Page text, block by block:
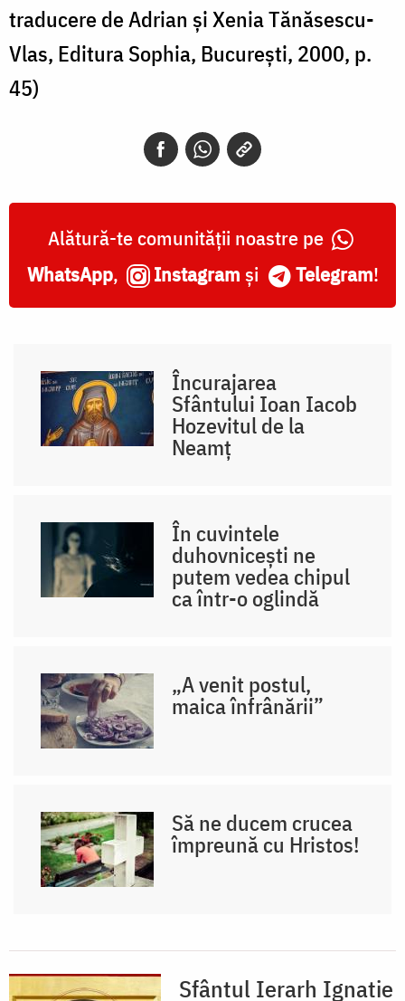
traducere de Adrian și Xenia Tănăsescu-
Vlas, Editura Sophia, Bucureşti, 2000, p.
45)
Alătură-te comunității noastre pe
WhatsApp, Instagram și Telegram!
Încurajarea
Sfântului Ioan Iacob
Hozevitul de la
Neamț
În cuvintele
duhovnicești ne
putem vedea chipul
ca într-o oglindă
„A venit postul,
maica înfrânării”
Să ne ducem crucea
împreună cu Hristos!
Sfântul Ierarh Ignatie